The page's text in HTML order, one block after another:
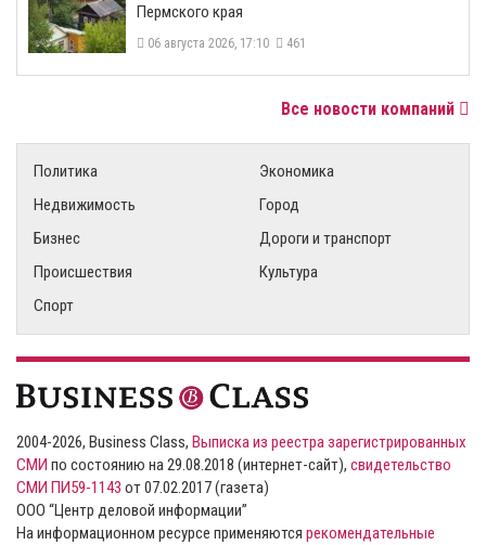
Пермского края
06 августа 2026, 17:10 461
Все новости компаний
Политика
Экономика
Недвижимость
Город
Бизнес
Дороги и транспорт
Происшествия
Культура
Спорт
2004-2026, Business Class, Выписка из реестра зарегистрированных
СМИ по состоянию на 29.08.2018 (интернет-сайт), свидетельство
СМИ ПИ59-1143 от 07.02.2017 (газета)
ООО “Центр деловой информации”
На информационном ресурсе применяются рекомендательные